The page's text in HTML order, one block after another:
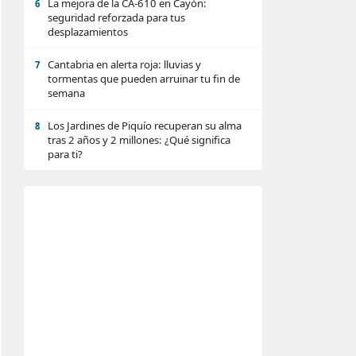
6
La mejora de la CA-610 en Cayón:
seguridad reforzada para tus
desplazamientos
7
Cantabria en alerta roja: lluvias y
tormentas que pueden arruinar tu fin de
semana
8
Los Jardines de Piquío recuperan su alma
tras 2 años y 2 millones: ¿Qué significa
para ti?